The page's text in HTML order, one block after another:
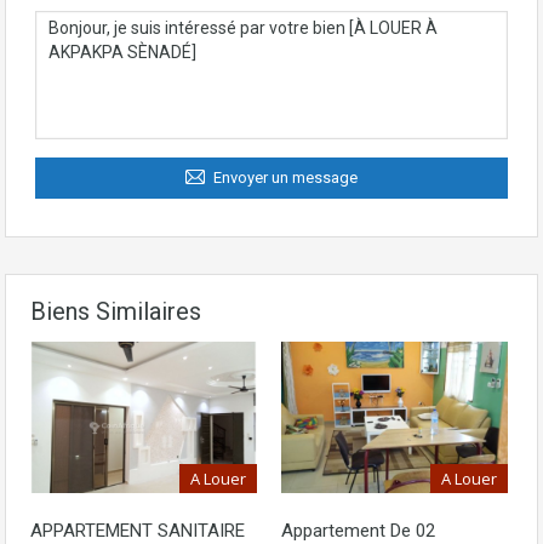
Envoyer un message
Biens Similaires
A Louer
APPARTEMENT SANITAIRE
A Louer
Appartement De 02